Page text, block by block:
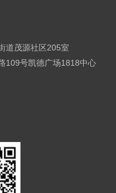
道茂源社区205室
109号凯德广场1818中心